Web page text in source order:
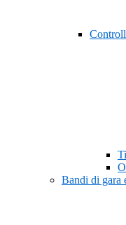
Bandi di gara